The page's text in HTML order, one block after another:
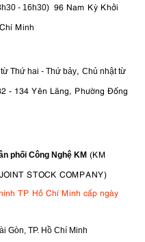
h30 - 16h30) 96 Nam Kỳ Khởi
Minh
Thứ hai - Thứ bảy, Chủ nhật từ
- 134 Yên Lãng, Phường Đống
phối Công Nghệ KM (KM
STOCK COMPANY)
TP Hồ Chí Minh cấp ngày
Gòn, TP. Hồ Chí Minh